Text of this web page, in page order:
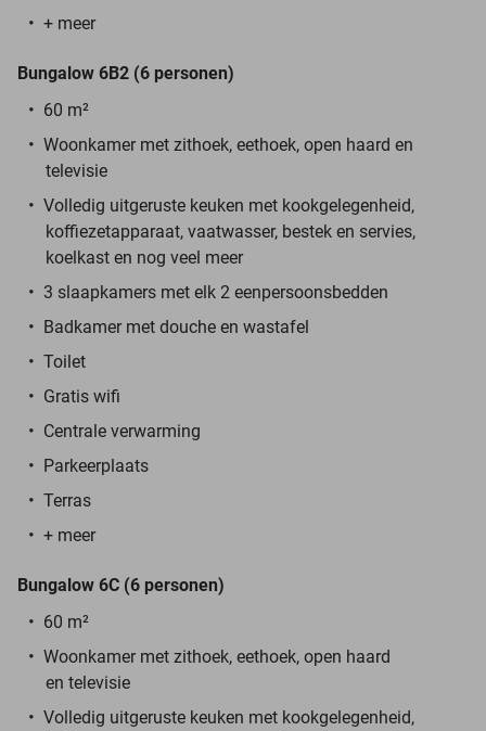
+ meer
Bungalow 6B2 (6 personen)
60 m²
Woonkamer met zithoek, eethoek, open haard en
televisie
Volledig uitgeruste keuken met kookgelegenheid,
koffiezetapparaat, vaatwasser, bestek en servies,
koelkast en nog veel meer
3 slaapkamers met elk 2 eenpersoonsbedden
Badkamer met douche en wastafel
Toilet
Gratis wifi
Centrale verwarming
Parkeerplaats
Terras
+ meer
Bungalow 6C (6 personen)
60 m²
Woonkamer met zithoek, eethoek, open haard
en televisie
Volledig uitgeruste keuken met kookgelegenheid,